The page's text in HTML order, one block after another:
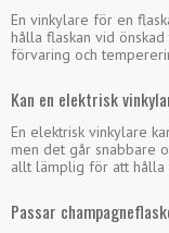
En vinkylare för en
hålla flaskan vid
förvaring och
Kan en elektrisk
En elektrisk vinkylare
men det går snabbare
allt lämplig för att hålla
Passar